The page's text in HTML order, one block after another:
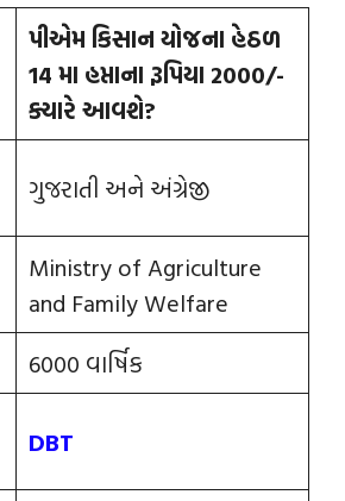
પીએમ કિસાન યોજના હેઠળ
14 મા હપ્તાના રૂપિયા 2000/-
ક્યારે આવશે?
ગુજરાતી અને અંગ્રેજી
Ministry of Agriculture
and Family Welfare
6000 વાર્ષિક
DBT